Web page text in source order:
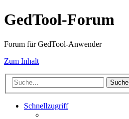
GedTool-Forum
Forum für GedTool-Anwender
Zum Inhalt
Suche
Schnellzugriff